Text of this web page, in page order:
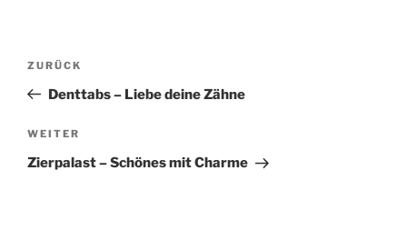
Beitragsnavigation
Vorheriger
Beitrag
ZURÜCK
Denttabs – Liebe deine Zähne
Nächster
Beitrag
WEITER
Zierpalast – Schönes mit Charme